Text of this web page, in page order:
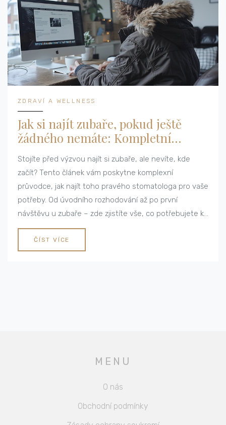
ZDRAVÍ A WELLNESS
Jak si najít zubaře, pokud ještě
žádného nemáte: Kompletní
průvodce
Stojíte před výzvou najít si zubaře, ale nevíte, kde
začít? Tento článek vám poskytne komplexní
průvodce, jak najít toho pravého stomatologa pro vaše
potřeby. Od úvodního rozhodování až po první
návštěvu u zubaře – zde zjistíte vše, co potřebujete k
přežití tohoto někdy stresujícího procesu. Navíc se
dozvíte, jaké jsou vaše možnosti v případě, že
urgentně potřebujete zubní péči.
ČÍST VÍCE
MENU
O nás
Obchodní podmínky